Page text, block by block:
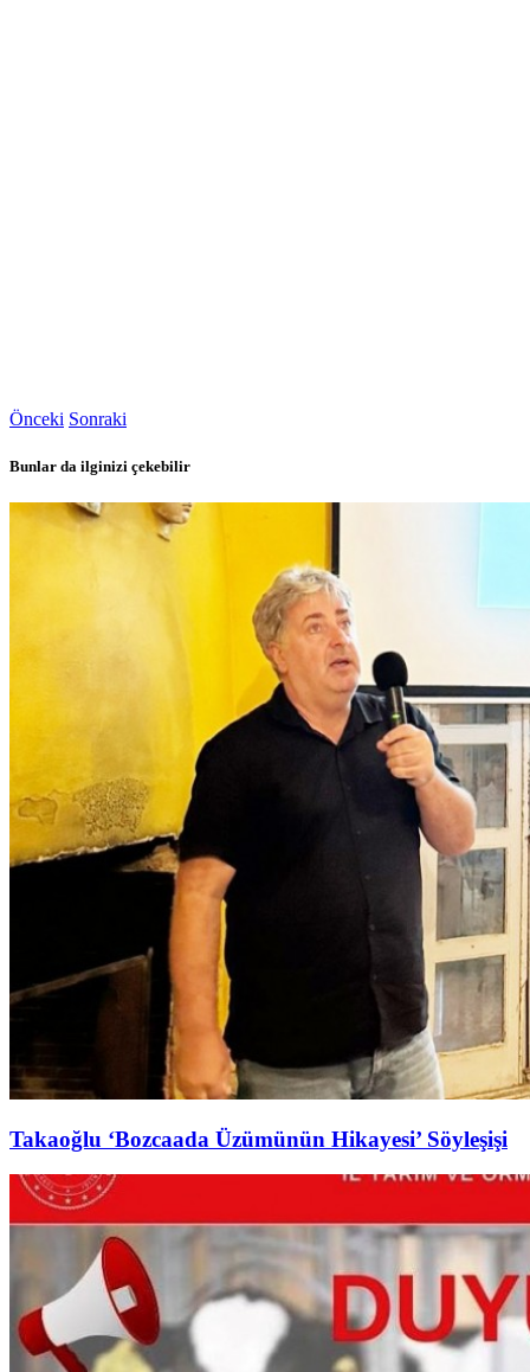
Önceki Sonraki
Bunlar da ilginizi çekebilir
Takaoğlu ‘Bozcaada Üzümünün Hikayesi’ Söyleşişi